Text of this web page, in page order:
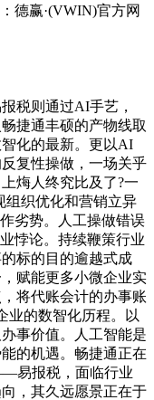
德赢·(VWIN)官方网
税则通过AI手艺，
捷通丰硕的产物线取
化的最新。更以AI
复性操做，一场关乎
烸人终究比及了?一
组织优化和营销立异
劣势。人工操做错误
悖论。持续鞭策行业
标的目的逾越式成
赋能更多小微企业实
将代账会计的办事账
业的数智化历程。以
事价值。人工智能是
的机遇。畅捷通正在
易报税，面临行业
，其久远愿景正在于